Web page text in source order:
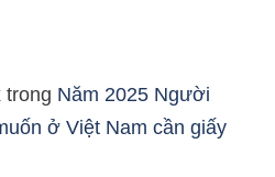
trong Năm 2025 Người
ở Việt Nam cần giấy